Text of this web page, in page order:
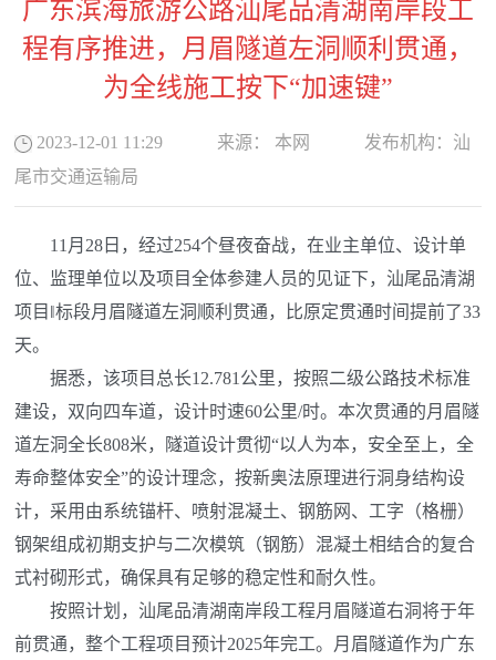
广东滨海旅游公路汕尾品清湖南岸段工
程有序推进，月眉隧道左洞顺利贯通，
为全线施工按下“加速键”
2023-12-01 11:29 来源： 本网 发布机构： 汕
尾市交通运输局
11月28日，经过254个昼夜奋战，在业主单位、设计单
位、监理单位以及项目全体参建人员的见证下，汕尾品清湖
项目‖标段月眉隧道左洞顺利贯通，比原定贯通时间提前了33
天。
据悉，该项目总长12.781公里，按照二级公路技术标准
建设，双向四车道，设计时速60公里/时。本次贯通的月眉隧
道左洞全长808米，隧道设计贯彻“以人为本，安全至上，全
寿命整体安全”的设计理念，按新奥法原理进行洞身结构设
计，采用由系统锚杆、喷射混凝土、钢筋网、工字（格栅）
钢架组成初期支护与二次模筑（钢筋）混凝土相结合的复合
式衬砌形式，确保具有足够的稳定性和耐久性。
按照计划，汕尾品清湖南岸段工程月眉隧道右洞将于年
前贯通，整个工程项目预计2025年完工。月眉隧道作为广东